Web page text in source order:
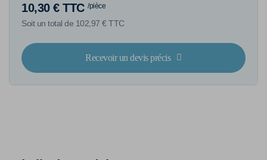
10,30 € TTC /pièce
Soit un total de 102,97 € TTC
Recevoir un devis précis